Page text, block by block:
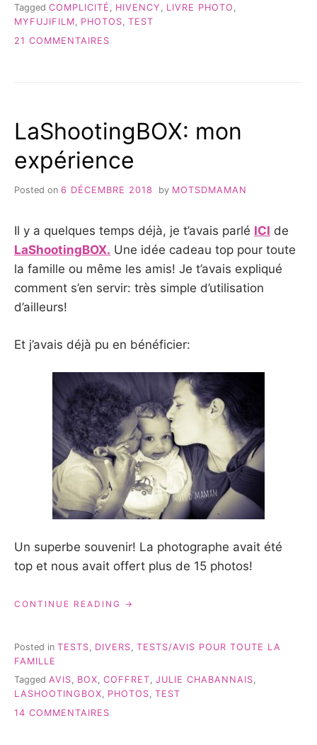
UN
LIVRE
Tagged COMPLICITÉ , HIVENCY , LIVRE PHOTO ,
MYFUJIFILM, PHOTOS, TEST
21 COMMENTAIRES
À
UN
TENDANCE
LaShootingBOX: mon
expérience
Posted on 6 DÉCEMBRE 2018 by MOTSDMAMAN
Il y a quelques temps déjà, je t’avais parlé ICI de
LaShootingBOX. Une idée cadeau top pour toute
la famille ou même les amis! Je t’avais expliqué
comment s’en servir: très simple d’utilisation
d’ailleurs!
Et j’avais déjà pu en bénéficier:
Un superbe souvenir! La photographe avait été
top et nous avait offert plus de 15 photos!
CONTINUE READING « LASHOOTINGBOX:
Posted in TESTS DIVERS TESTS/AVIS POUR TOUTE LA
FAMILLE
Tagged AVIS, BOX, COFFRET, JULIE CHABANNAIS,
LASHOOTINGBOX, PHOTOS, TEST
14 COMMENTAIRES